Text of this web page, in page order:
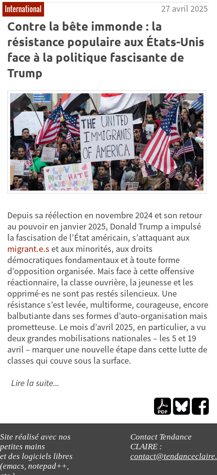
International 27 avril 2025
Contre la bête immonde : la
résistance populaire aux États-Unis
face à la politique fascisante de
Trump
Depuis sa réélection en novembre 2024 et son retour
au pouvoir en janvier 2025, Donald Trump a impulsé
la fascisation de l’État américain, s’attaquant aux
migrant.e.s et aux minorités, aux droits
démocratiques fondamentaux et à toute forme
d’opposition organisée. Mais face à cette offensive
réactionnaire, la classe ouvrière, la jeunesse et les
opprimé·es ne sont pas restés silencieux. Une
résistance s’est levée, multiforme, courageuse, encore
balbutiante dans ses formes d’auto-organisation mais
prometteuse. Le mois d’avril 2025, en particulier, a vu
deux grandes mobilisations nationales – les 5 et 19
avril – marquer une nouvelle étape dans cette lutte de
classes qui couve sous la surface.
Lire la suite...
Site réalisé avec nos
petites mains
et des logiciels libres
(emacs, notepad++,
Contact Tendance
CLAIRE :